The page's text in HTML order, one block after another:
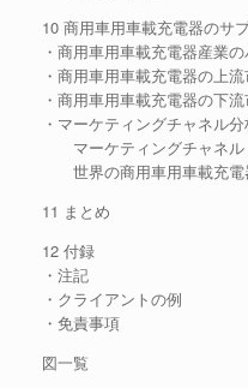
10 商用車用車載充電器のサ
・商用車用車載充電器産業
・商用車用車載充電器の上
・商用車用車載充電器の下
・マーケティングチャネル
マーケティングチャネル
世界の商用車用車載充電
11 まとめ
12 付録
・注記
・クライアントの例
・免責事項
図一覧